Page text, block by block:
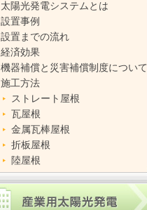
太陽光発電システムとは
設置事例
設置までの流れ
経済効果
機器補償と災害補償制度について
施工方法
ストレート屋根
瓦屋根
金属瓦棒屋根
折板屋根
陸屋根